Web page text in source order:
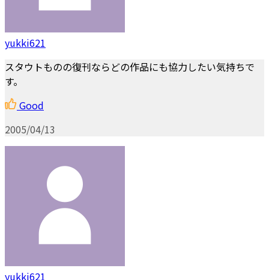
yukki621
スタウトものの復刊ならどの作品にも協力したい気持ちで
す。
Good
2005/04/13
yukki621